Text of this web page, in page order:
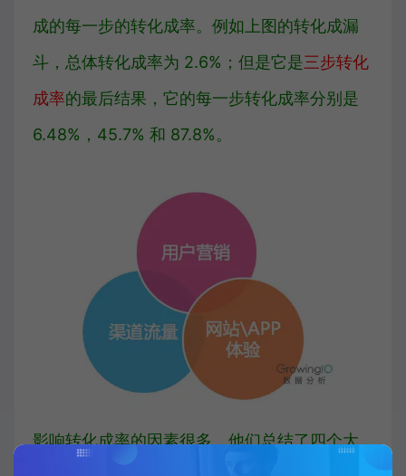
成的每一步的转化成率。例如上图的转化成漏
斗，总体转化成率为 2.6%；但是它是三步转化
成率的最后结果，它的每一步转化成率分别是
6.48%，45.7% 和 87.8%。
影响转化成率的因素很多，他们总结了四个大